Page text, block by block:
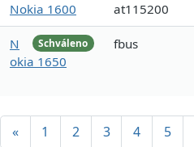
Nokia 1600 at115200
Schváleno
N
okia 1650
fbus
« 1 2 3 4 5